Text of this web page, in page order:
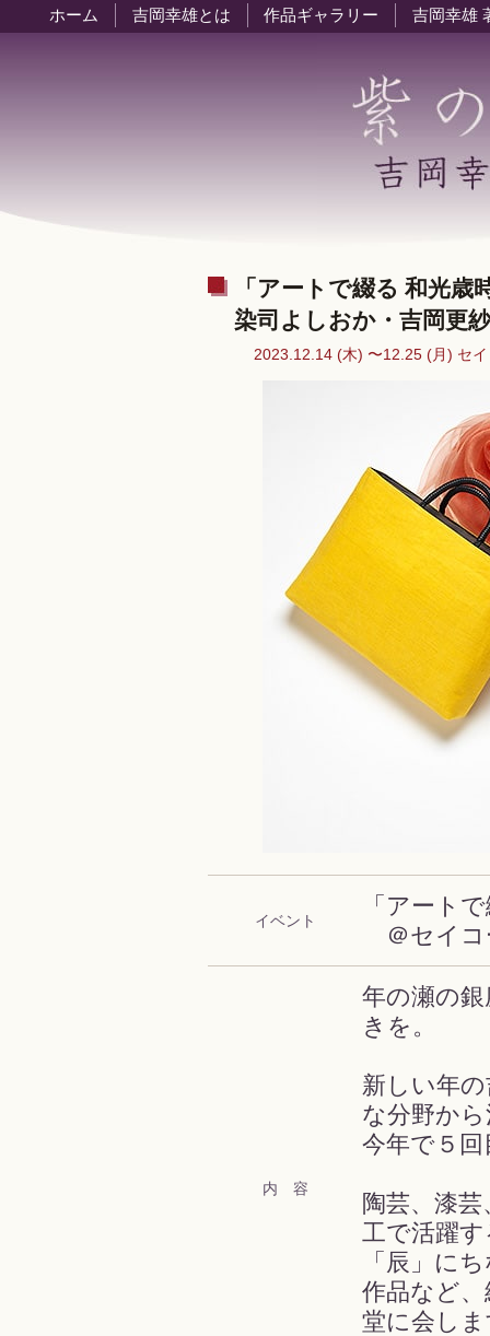
ホーム 吉岡幸雄とは 作品ギャラリー 吉岡幸雄
「アートで綴る 和光歳
染司よしおか・吉岡更
2023.12.14 (木) 〜12.25 (月) セ
イベント
「アート
＠セイコ
内 容
年の瀬の
きを。
新しい年
な分野か
今年で５
陶芸、漆
工で活躍
「辰」に
作品など
堂に会し